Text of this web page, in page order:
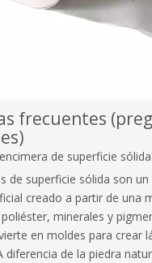
frecuentes
de superficie
de superficie sólida son
creado a partir de una
minerales y
en moldes para crear
diferencia de la piedra